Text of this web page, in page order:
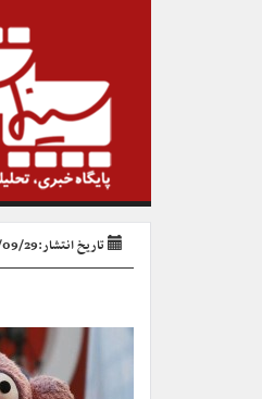
تاریخ انتشار:1402/09/29 - 17:20